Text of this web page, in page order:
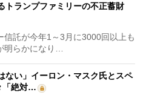
トランプファミリーの不正蓄財
託が今年1～3月に3000回以上も
明らかになり…
ない」イーロン・マスク氏とスペ
「絶対…